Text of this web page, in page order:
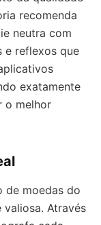
recomenda
neutra com
e reflexos que
exatamente
o melhor
de moedas do
valiosa. Através